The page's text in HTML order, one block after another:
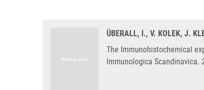
ÜBERALL, I., V. KOLEK, J.
The Immunohistochemical
Immunologica Scandinavica.